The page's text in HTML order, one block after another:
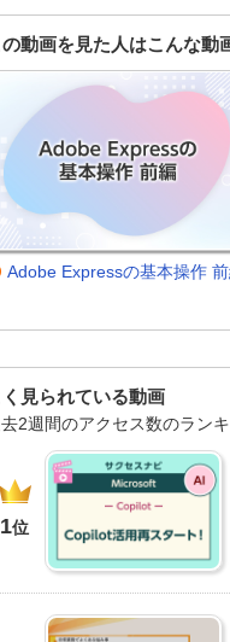
の動画を見た人はこんな動
Adobe Expressの基本操作
く見られている動画
2週間のアクセス数のラン
1位